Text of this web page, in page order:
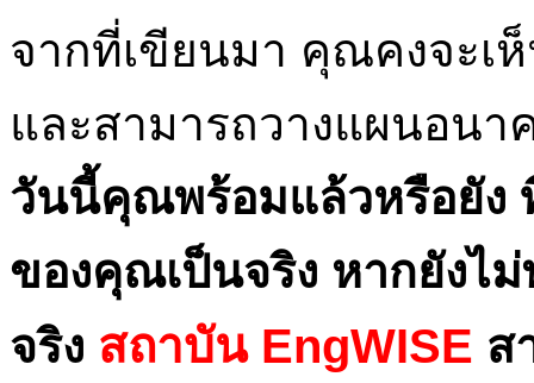
จากที่เขียนมา คุณคงจะเ
และสามารถวางแผนอน
วันนี้คุณพร้อมแล้วหรือยัง
ของคุณเป็นจริง หากยังไ
จริง สถาบัน EngWISE ส